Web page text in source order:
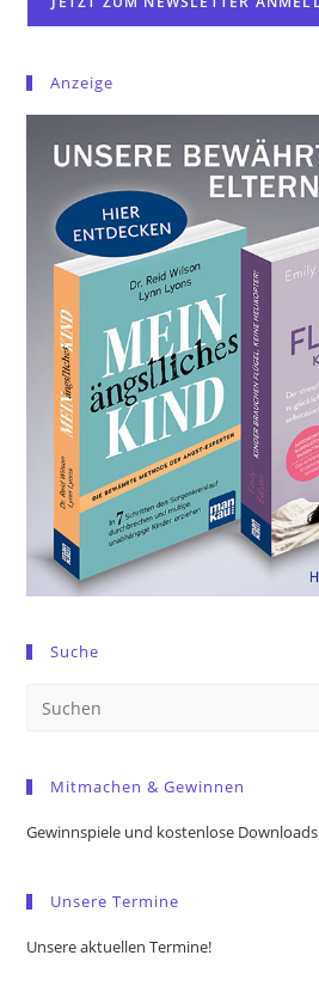
Anzeige
Suche
Mitmachen & Gewinnen
Gewinnspiele und kostenlose Downloads
Unsere Termine
Unsere aktuellen Termine!